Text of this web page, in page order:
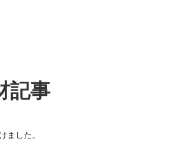
記事
した。